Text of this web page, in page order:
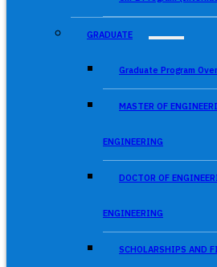
GRADUATE
Graduate Program
MASTER OF
ENGINEERING
DOCTOR OF
ENGINEERING
SCHOLARSHIPS AND